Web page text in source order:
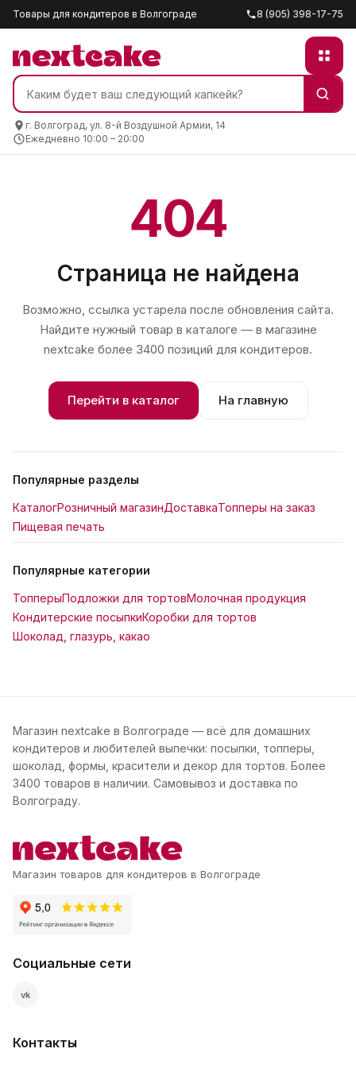
Товары для кондитеров в Волгограде 8 (905) 398-17-75
г. Волгоград, ул. 8-й Воздушной Армии, 14
Ежедневно 10:00 – 20:00
404
Страница не найдена
Возможно, ссылка устарела после обновления сайта.
Найдите нужный товар в каталоге — в магазине
nextcake более 3400 позиций для кондитеров.
Перейти в каталог На главную
Популярные разделы
КаталогРозничный магазинДоставкаТопперы на заказ
Пищевая печать
Популярные категории
ТопперыПодложки для тортовМолочная продукция
Кондитерские посыпкиКоробки для тортов
Шоколад, глазурь, какао
Магазин nextcake в Волгограде — всё для домашних
кондитеров и любителей выпечки: посыпки, топперы,
шоколад, формы, красители и декор для тортов. Более
3400 товаров в наличии. Самовывоз и доставка по
Волгограду.
Магазин товаров для кондитеров в Волгограде
Социальные сети
vk
Контакты